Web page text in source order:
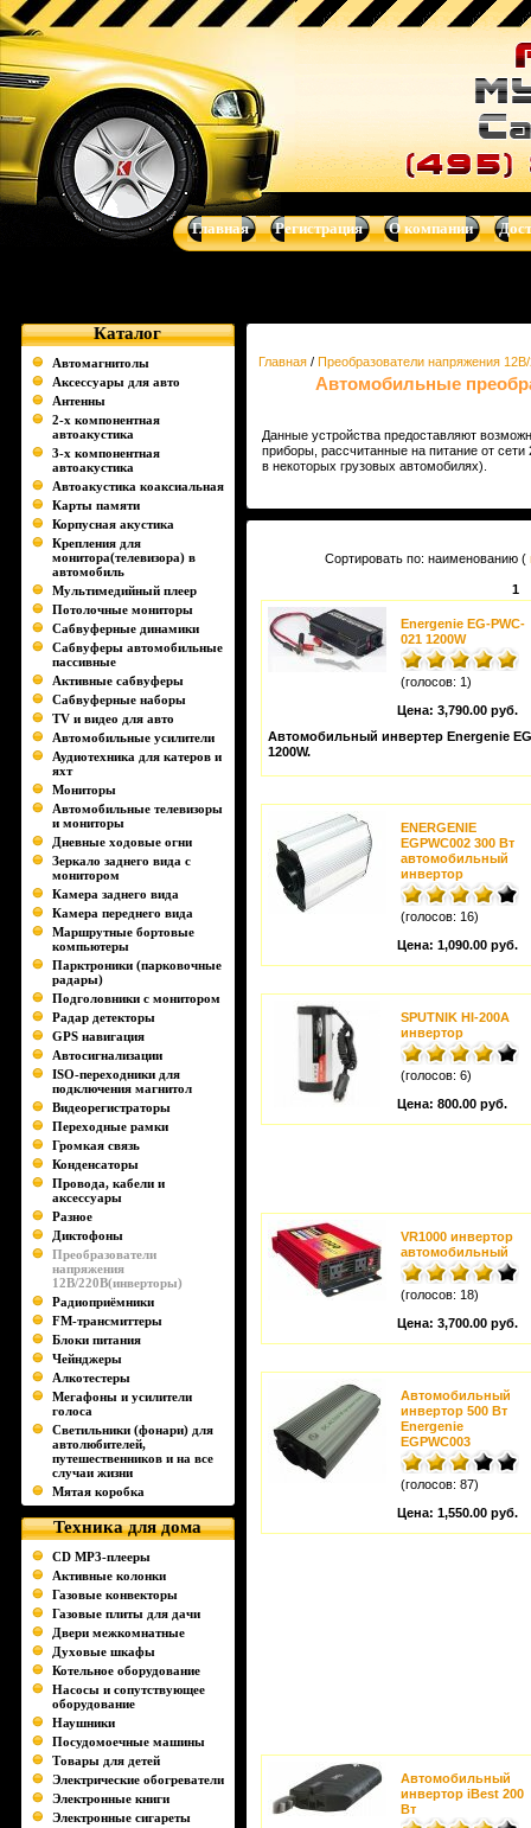
Преобразователи напряжения 12В/220В(инверторы) - Музыка
автотелевизоры, усилители, dvd-магнитолы, навигационные
Главная Регистрация О компании
Каталог
Автомагнитолы
Аксессуары для авто
Антенны
2-х компонентная
автоакустика
3-х компонентная
автоакустика
Автоакустика коаксиальная
Карты памяти
Корпусная акустика
Крепления для
монитора(телевизора) в
автомобиль
Мультимедийный плеер
Потолочные мониторы
Сабвуферные динамики
Сабвуферы автомобильные
пассивные
Активные сабвуферы
Сабвуферные наборы
TV и видео для авто
Автомобильные усилители
Аудиотехника для катеров и
яхт
Мониторы
Автомобильные телевизоры
и мониторы
Дневные ходовые огни
Зеркало заднего вида с
монитором
Камера заднего вида
Камера переднего вида
Маршрутные бортовые
компьютеры
Парктроники (парковочные
радары)
Подголовники с монитором
Радар детекторы
GPS навигация
Автосигнализации
ISO-переходники для
подключения магнитол
Видеорегистраторы
Переходные рамки
Громкая связь
Конденсаторы
Провода, кабели и
аксессуары
Разное
Диктофоны
Преобразователи
напряжения
12В/220В(инверторы)
Радиоприёмники
FM-трансмиттеры
Блоки питания
Чейнджеры
Алкотестеры
Мегафоны и усилители
голоса
Светильники (фонари) для
автолюбителей,
путешественников и на все
случаи жизни
Мятая коробка
Техника для дома
CD MP3-плееры
Активные колонки
Газовые конвекторы
Газовые плиты для дачи
Двери межкомнатные
Духовые шкафы
Котельное оборудование
Насосы и сопутствующее
оборудование
Наушники
Посудомоечные машины
Товары для детей
Электрические обогреватели
Электронные книги
Электронные сигареты
Главная / Преобразователи напряжения
Автомобильные
Данные устройства предоставляют
приборы, рассчитанные на питание от сети
в некоторых грузовых автомобилях).
Сортировать по: наименованию (
1
Energenie EG-PWC-
021 1200W
(голосов: 1)
Цена: 3,790.00 руб.
Автомобильный инвертер Energenie
1200W.
ENERGENIE
EGPWC002 300 Вт
автомобильный
инвертор
(голосов: 16)
Цена: 1,090.00 руб.
SPUTNIK HI-200A
инвертор
(голосов: 6)
Цена: 800.00 руб.
VR1000 инвертор
автомобильный
(голосов: 18)
Цена: 3,700.00 руб.
Автомобильный
инвертор 500 Вт
Energenie
EGPWC003
(голосов: 87)
Цена: 1,550.00 руб.
Автомобильный
инвертор iBest 200
Вт